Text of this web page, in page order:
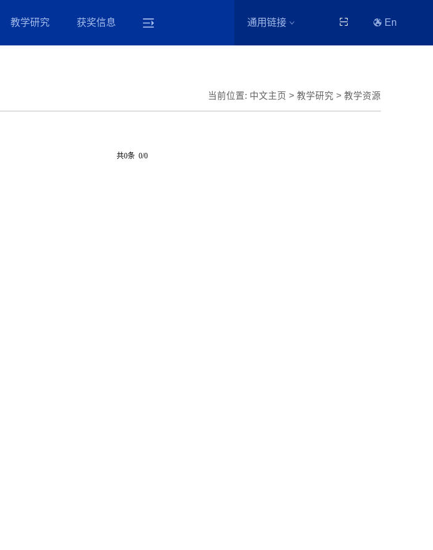
教学研究 获奖信息 通用链接 En
当前位置: 中文主页 >教学研究 >教学资源
共0条 0/0